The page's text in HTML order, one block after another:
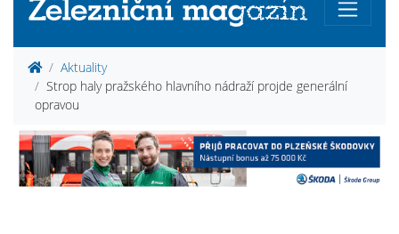
Aktuality
Strop haly pražského hlavního nádraží projde generální
opravou